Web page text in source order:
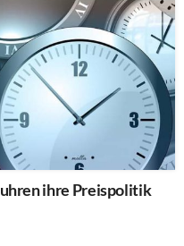
ihre Preispolitik